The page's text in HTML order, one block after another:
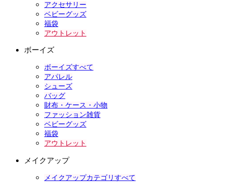
アクセサリー
ベビーグッズ
福袋
アウトレット
ボーイズ
ボーイズすべて
アパレル
シューズ
バッグ
財布・ケース・小物
ファッション雑貨
ベビーグッズ
福袋
アウトレット
メイクアップ
メイクアップカテゴリすべて